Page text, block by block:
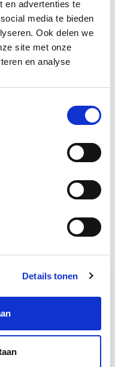
en advertenties te
media te bieden
Ook delen we
site met onze
en analyse
Details tonen